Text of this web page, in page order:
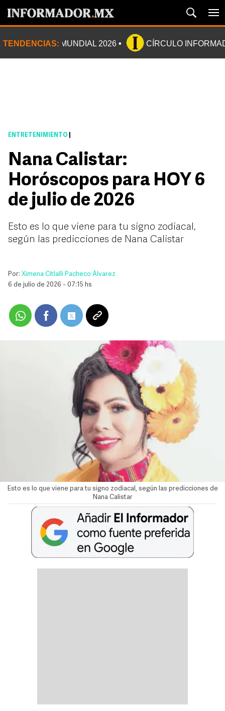
TENDENCIAS: MUNDIAL 2026 CÍRCULO
ENTRETENIMIENTO
Nana Calistar:
Horóscopos para HOY 6
de julio de 2026
Esto es lo que viene para tu signo zodiacal,
según las predicciones de Nana Calistar
Por: Ximena Citlalli Pacheco Álvarez
6 de julio de 2026 - 07:15 hs
Esto es lo que viene para tu signo zodiacal, según las predicciones de
Nana Calistar